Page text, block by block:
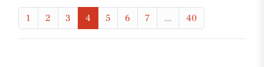
1 2 3 4 5 6 7 ... 40